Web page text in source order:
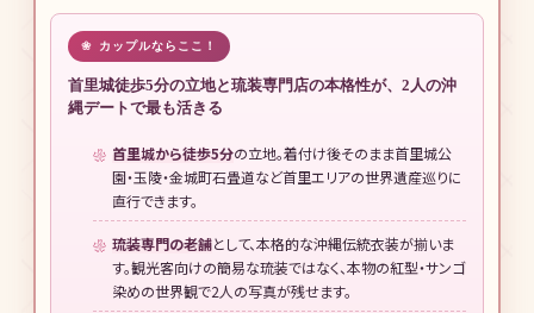
カップルならここ！
首里城徒歩5分の立地と琉装専門店の本格性が、2人の沖
縄デートで最も活きる
首里城から徒歩5分の立地。着付け後そのまま首里城公
園・玉陵・金城町石畳道など首里エリアの世界遺産巡りに
直行できます。
琉装専門の老舗として、本格的な沖縄伝統衣装が揃いま
す。観光客向けの簡易な琉装ではなく、本物の紅型・サンゴ
染めの世界観で2人の写真が残せます。